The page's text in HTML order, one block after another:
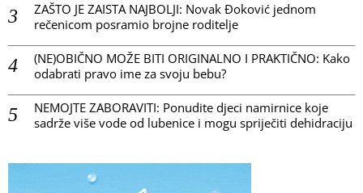
ZAŠTO JE ZAISTA NAJBOLJI: Novak Đoković jednom
rečenicom posramio brojne roditelje
(NE)OBIČNO MOŽE BITI ORIGINALNO I PRAKTIČNO: Kako
odabrati pravo ime za svoju bebu?
NEMOJTE ZABORAVITI: Ponudite djeci namirnice koje
sadrže više vode od lubenice i mogu spriječiti dehidraciju